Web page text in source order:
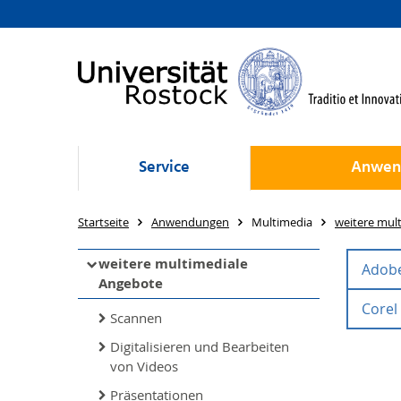
Service
Startseite Anwendungen Multimedia weitere
weitere multimediale
Angebote
Scannen
Digitalisieren und Bearbeiten
von Videos
Präsentationen